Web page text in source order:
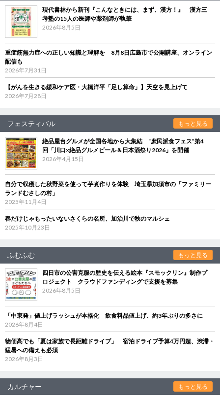
現代書林から新刊『こんなときには、まず、漢方！』 漢方三
考塾の15人の医師や薬剤師が執筆
2026年8月5日
重症筋無力症への正しい知識と理解を 8月8日広島市で公開講座、オンライン
配信も
2026年7月31日
【がんを生きる緩和ケア医・大橋洋平「足し算命」】天空を見上げて
2026年7月28日
フェスティバル もっと見る
絶品屋台グルメが全国各地から大集結 “庶民派食フェス”第4
回「川口×絶品グルメビール＆日本酒祭り2026」を開催
2026年4月15日
自分で収穫した秋野菜を使って芋煮作りを体験 埼玉県加須市の「ファミリー
ランドむさしの村」
2025年11月4日
春だけじゃもったいないさくらの名所、加治川で秋のマルシェ
2025年10月23日
ふむふむ もっと見る
四日市の公害克服の歴史を伝える絵本『スモックリン』制作プ
ロジェクト クラウドファンディングで支援を募集
2026年8月5日
「中東発」値上げラッシュが本格化 飲食料品値上げ、約3年ぶりの多さに
2026年8月4日
物価高でも「夏は家族で長距離ドライブ」 宿泊ドライブ予算4万円超、渋滞・
猛暑への備えも必須
2026年8月3日
カルチャー もっと見る